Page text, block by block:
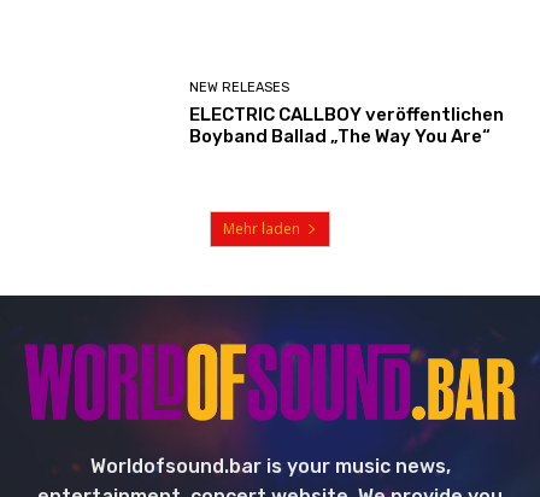
NEW RELEASES
ELECTRIC CALLBOY veröffentlichen
Boyband Ballad „The Way You Are“
Mehr laden
Worldofsound.bar is your music news,